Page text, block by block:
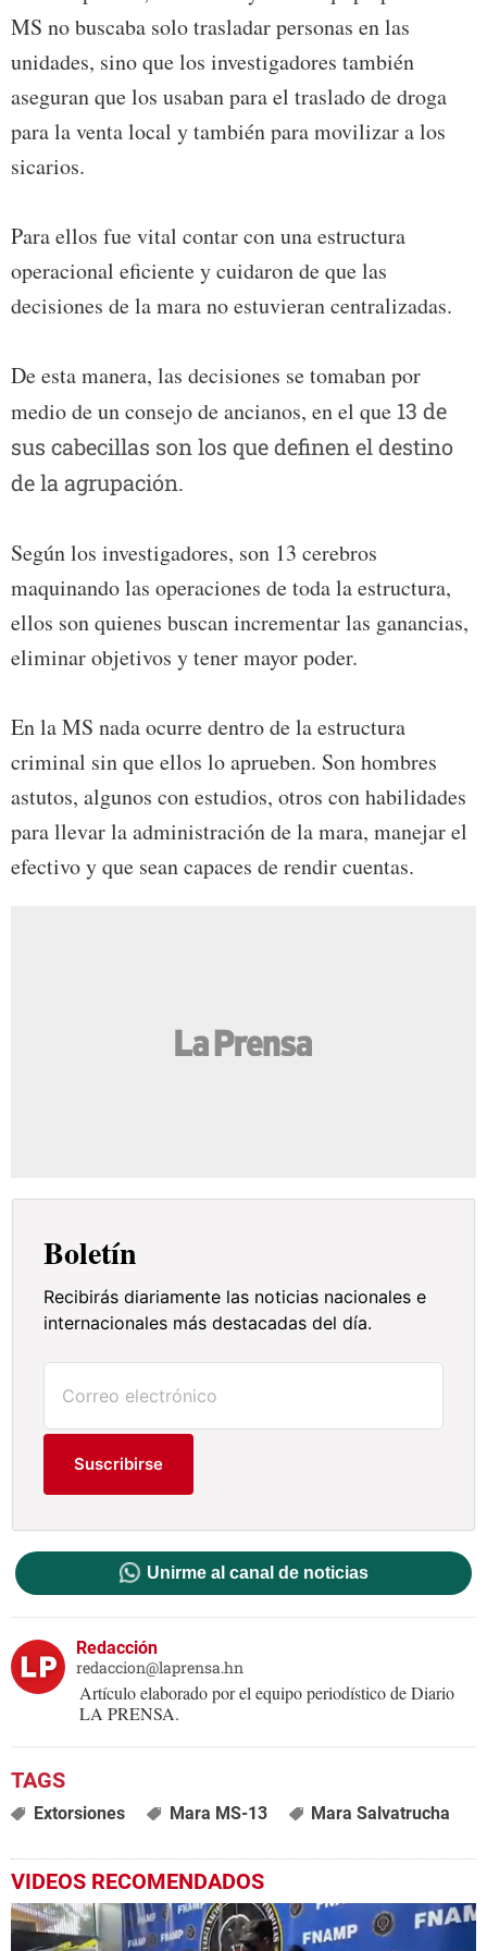
MS no buscaba solo trasladar personas en las
unidades, sino que los investigadores también
aseguran que los usaban para el traslado de droga
para la venta local y también para movilizar a los
sicarios.
Para ellos fue vital contar con una estructura
operacional eficiente y cuidaron de que las
decisiones de la mara no estuvieran centralizadas.
De esta manera, las decisiones se tomaban por
medio de un consejo de ancianos, en el que 13 de
sus cabecillas son los que definen el destino
de la agrupación.
Según los investigadores, son 13 cerebros
maquinando las operaciones de toda la estructura,
ellos son quienes buscan incrementar las ganancias,
eliminar objetivos y tener mayor poder.
En la MS nada ocurre dentro de la estructura
criminal sin que ellos lo aprueben. Son hombres
astutos, algunos con estudios, otros con habilidades
para llevar la administración de la mara, manejar el
efectivo y que sean capaces de rendir cuentas.
Boletín
Recibirás diariamente las noticias nacionales e
internacionales más destacadas del día.
Suscribirse
Unirme al canal de noticias
Redacción
redaccion@laprensa.hn
Artículo elaborado por el equipo periodístico de Diario
LA PRENSA.
Extorsiones Mara MS-13 Mara Salvatrucha
VIDEOS RECOMENDADOS